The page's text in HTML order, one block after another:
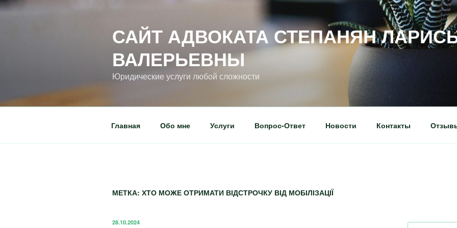
САЙТ АДВОКАТА СТЕПАНЯН
ВАЛЕРЬЕВНЫ
Юридические услуги любой сложности
Главная Обо мне Услуги Вопрос-Ответ Новости Контакты
МЕТКА: ХТО МОЖЕ ОТРИМАТИ ВІДСТРОЧКУ ВІД МОБІЛІЗАЦІЇ
28.10.2024